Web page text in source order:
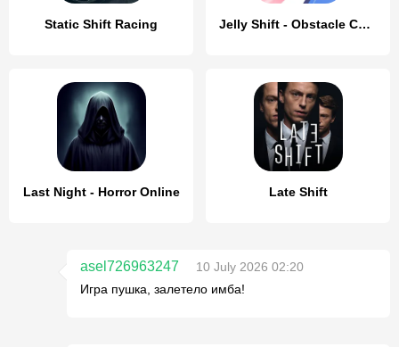
Static Shift Racing Jelly Shift - Obstacle Course
Last Night - Horror Online Late Shift
asel726963247
10 July 2026 02:20
Игра пушка, залетело имба!